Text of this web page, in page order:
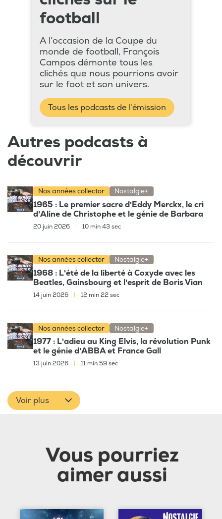
football
A l’occasion de la Coupe du
monde de football, François
Campos démonte tous les
clichés que nous pourrions avoir
sur le foot et son univers.
Tous les podcasts de l'émission
Autres podcasts à
découvrir
Nos années collector Nostalgie+
1965 : Le premier sacre d'Eddy Merckx, le cri
d'Aline de Christophe et le génie de Barbara
20 juin 2026 10 min 43 sec
Nos années collector Nostalgie+
1968 : L'été de la liberté à Coxyde avec les
Beatles, Gainsbourg et l'esprit de Boris Vian
14 juin 2026 12 min 22 sec
Nos années collector Nostalgie+
1977 : L'adieu au King Elvis, la révolution Punk
et le génie d'ABBA et France Gall
13 juin 2026 | 11 min 59 sec
Voir plus
Vous pourriez
aimer aussi